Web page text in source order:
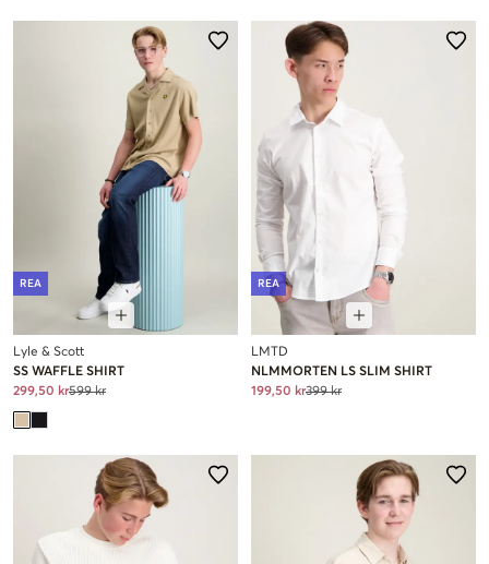
REA
Lyle & Scott
SS WAFFLE SHIRT
299,50 kr599 kr
REA
LMTD
NLMMORTEN LS SLIM SHIRT
199,50 kr399 kr